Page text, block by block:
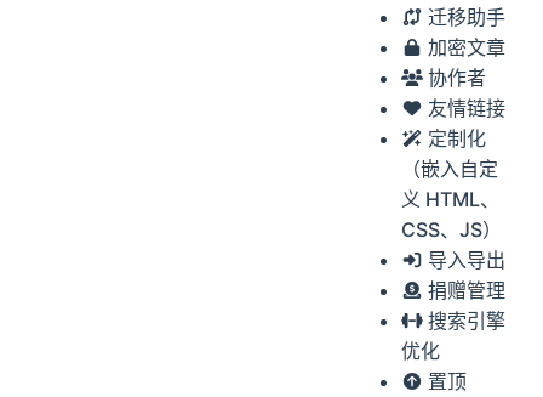
迁移助手
加密文章
协作者
友情链接
定制化
（嵌入自定
义 HTML、
CSS、JS）
导入导出
捐赠管理
搜索引擎
优化
置顶